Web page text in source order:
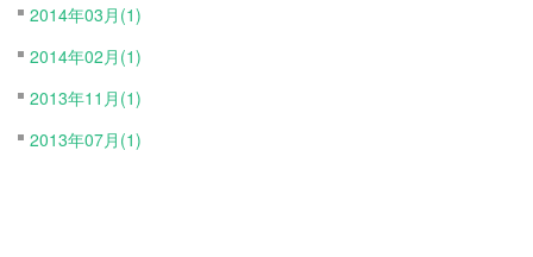
2014年03月(1)
2014年02月(1)
2013年11月(1)
2013年07月(1)